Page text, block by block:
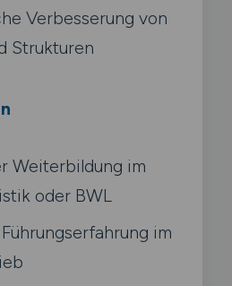
Verbesserung von
Strukturen
Weiterbildung im
oder BWL
im